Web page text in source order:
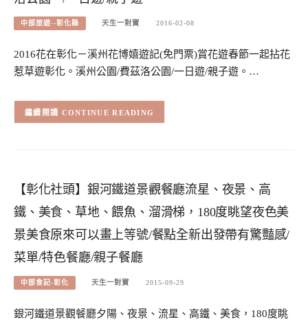
中部旅遊--彰化縣 天生一對寶 2016-02-08
2016花在彰化－溪州花博嬉遊記(免門票)賞花遊春節一起拈花
惹草遊彰化。溪州公園/費茲洛公園/一日遊/親子遊。…
CONTINUE READING
【彰化社頭】銀河鐵道景觀餐廳流星、夜景、高
鐵、美食、草地、餵魚、溜滑梯，180度眺望夜色美
景美食原來可以畫上等號/餐點全新出發帶有驚豔感/
菜單/特色餐廳/親子餐廳
中部食記-彰化 天生一對寶 2015-09-29
銀河鐵道景觀餐廳夕陽、夜景、流星、高鐵、美食，180度眺